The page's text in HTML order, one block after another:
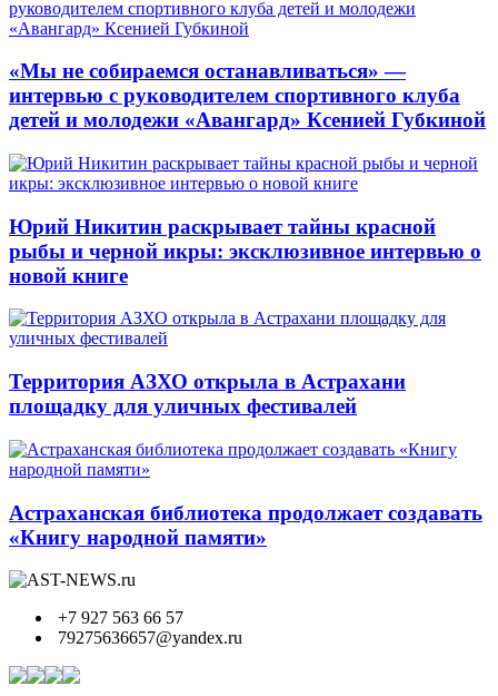
«Мы не собираемся останавливаться» —
интервью с руководителем спортивного клуба
детей и молодежи «Авангард» Ксенией Губкиной
Юрий Никитин раскрывает тайны красной
рыбы и черной икры: эксклюзивное интервью о
новой книге
Территория АЗХО открыла в Астрахани
площадку для уличных фестивалей
Астраханская библиотека продолжает создавать
«Книгу народной памяти»
+7 927 563 66 57
79275636657@yandex.ru